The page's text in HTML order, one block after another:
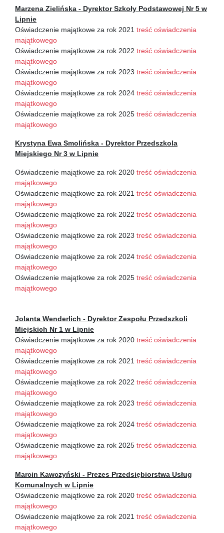
Marzena Zielińska - Dyrektor Szkoły Podstawowej Nr 5 w
Lipnie
Oświadczenie majątkowe za rok 2021 treść oświadczenia
majątkowego
Oświadczenie majątkowe za rok 2022 treść oświadczenia
majątkowego
Oświadczenie majątkowe za rok 2023 treść oświadczenia
majątkowego
Oświadczenie majątkowe za rok 2024 treść oświadczenia
majątkowego
Oświadczenie majątkowe za rok 2025 treść oświadczenia
majątkowego
Krystyna Ewa Smolińska - Dyrektor Przedszkola
Miejskiego Nr 3 w Lipnie
Oświadczenie majątkowe za rok 2020 treść oświadczenia
majątkowego
Oświadczenie majątkowe za rok 2021 treść oświadczenia
majątkowego
Oświadczenie majątkowe za rok 2022 treść oświadczenia
majątkowego
Oświadczenie majątkowe za rok 2023 treść oświadczenia
majątkowego
Oświadczenie majątkowe za rok 2024 treść oświadczenia
majątkowego
Oświadczenie majątkowe za rok 2025 treść oświadczenia
majątkowego
Jolanta Wenderlich - Dyrektor Zespołu Przedszkoli
Miejskich Nr 1 w Lipnie
Oświadczenie majątkowe za rok 2020 treść oświadczenia
majątkowego
Oświadczenie majątkowe za rok 2021 treść oświadczenia
majątkowego
Oświadczenie majątkowe za rok 2022 treść oświadczenia
majątkowego
Oświadczenie majątkowe za rok 2023 treść oświadczenia
majątkowego
Oświadczenie majątkowe za rok 2024 treść oświadczenia
majątkowego
Oświadczenie majątkowe za rok 2025 treść oświadczenia
majątkowego
Marcin Kawczyński - Prezes Przedsiębiorstwa Usług
Komunalnych w Lipnie
Oświadczenie majątkowe za rok 2020 treść oświadczenia
majątkowego
Oświadczenie majątkowe za rok 2021 treść oświadczenia
majątkowego